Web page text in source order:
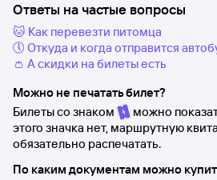
Ответы на частые вопросы
🐱 Как перевезти питомца
🕔 Откуда и когда отправится
👛 А скидки на билеты есть
Можно не печатать билет?
Билеты со знаком
можно
этого значка нет, маршрутную
обязательно распечатать.
По каким документам можно